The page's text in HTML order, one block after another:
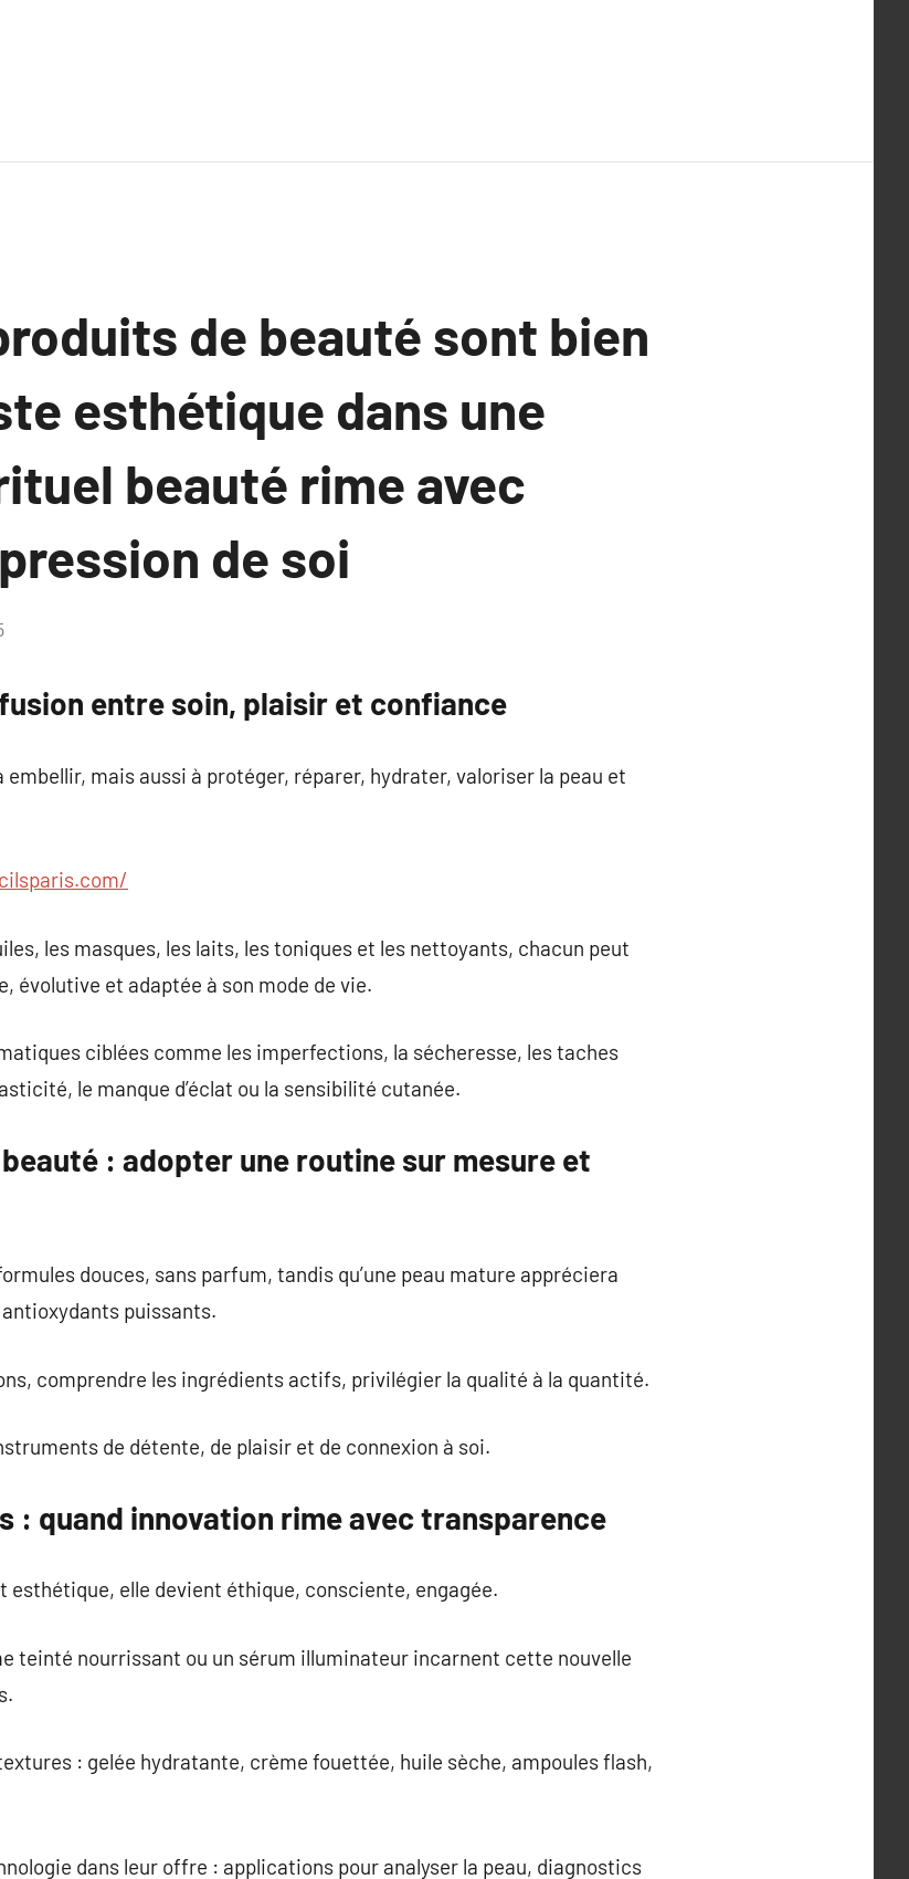
de beauté sont bien
esthétique dans une
beauté rime avec
de soi
entre soin, plaisir et confiance
mais aussi à protéger, réparer, hydrater, valoriser la peau et
les masques, les laits, les toniques et les nettoyants, chacun peut
évolutive et adaptée à son mode de vie.
ciblées comme les imperfections, la sécheresse, les taches
le manque d’éclat ou la sensibilité cutanée.
: adopter une routine sur mesure et
douces, sans parfum, tandis qu’une peau mature appréciera
puissants.
comprendre les ingrédients actifs, privilégier la qualité à la quantité.
de détente, de plaisir et de connexion à soi.
: quand innovation rime avec transparence
esthétique, elle devient éthique, consciente, engagée.
teinté nourrissant ou un sérum illuminateur incarnent cette nouvelle
: gelée hydratante, crème fouettée, huile sèche, ampoules flash,
dans leur offre : applications pour analyser la peau, diagnostics